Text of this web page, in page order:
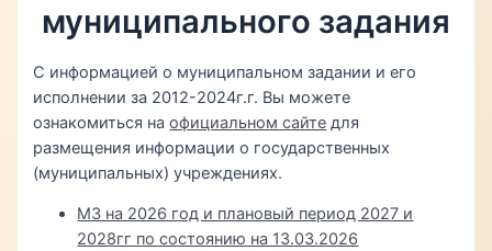
муниципального задания
С информацией о муниципальном задании и его
исполнении за 2012-2024г.г. Вы можете
ознакомиться наофициальном сайте для
размещения информации о государственных
(муниципальных) учреждениях.
МЗ на 2026 год и плановый период 2027 и
2028гг по состоянию на 13.03.2026